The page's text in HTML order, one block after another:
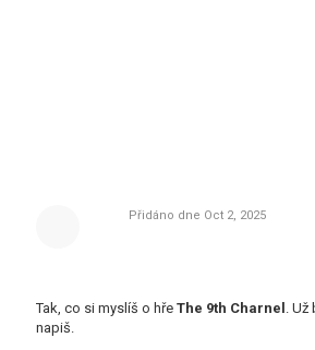
Přidáno dne Oct 2, 2025
Tak, co si myslíš o hře The 9th Charnel . Už
napiš.